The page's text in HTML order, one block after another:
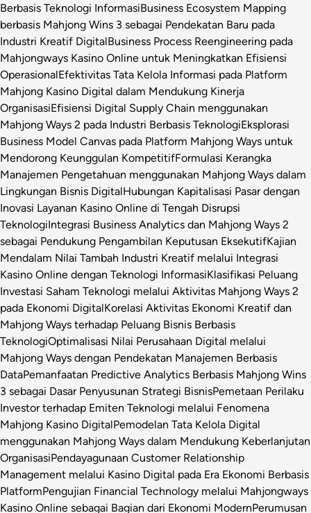
Berbasis Teknologi InformasiBusiness Ecosystem Mapping
berbasis Mahjong Wins 3 sebagai Pendekatan Baru pada
Industri Kreatif DigitalBusiness Process Reengineering pada
Mahjongways Kasino Online untuk Meningkatkan Efisiensi
OperasionalEfektivitas Tata Kelola Informasi pada Platform
Mahjong Kasino Digital dalam Mendukung Kinerja
OrganisasiEfisiensi Digital Supply Chain menggunakan
Mahjong Ways 2 pada Industri Berbasis TeknologiEksplorasi
Business Model Canvas pada Platform Mahjong Ways untuk
Mendorong Keunggulan KompetitifFormulasi Kerangka
Manajemen Pengetahuan menggunakan Mahjong Ways dalam
Lingkungan Bisnis DigitalHubungan Kapitalisasi Pasar dengan
Inovasi Layanan Kasino Online di Tengah Disrupsi
TeknologiIntegrasi Business Analytics dan Mahjong Ways 2
sebagai Pendukung Pengambilan Keputusan EksekutifKajian
Mendalam Nilai Tambah Industri Kreatif melalui Integrasi
Kasino Online dengan Teknologi InformasiKlasifikasi Peluang
Investasi Saham Teknologi melalui Aktivitas Mahjong Ways 2
pada Ekonomi DigitalKorelasi Aktivitas Ekonomi Kreatif dan
Mahjong Ways terhadap Peluang Bisnis Berbasis
TeknologiOptimalisasi Nilai Perusahaan Digital melalui
Mahjong Ways dengan Pendekatan Manajemen Berbasis
DataPemanfaatan Predictive Analytics Berbasis Mahjong Wins
3 sebagai Dasar Penyusunan Strategi BisnisPemetaan Perilaku
Investor terhadap Emiten Teknologi melalui Fenomena
Mahjong Kasino DigitalPemodelan Tata Kelola Digital
menggunakan Mahjong Ways dalam Mendukung Keberlanjutan
OrganisasiPendayagunaan Customer Relationship
Management melalui Kasino Digital pada Era Ekonomi Berbasis
PlatformPengujian Financial Technology melalui Mahjongways
Kasino Online sebagai Bagian dari Ekonomi ModernPerumusan